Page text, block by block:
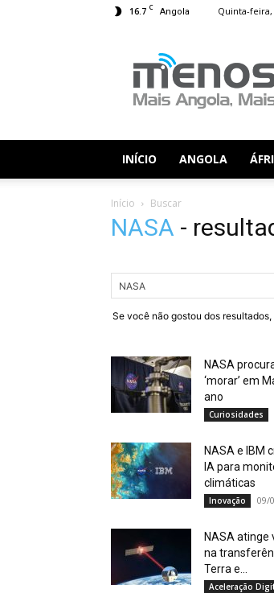
16.7 C Angola Quinta-feira,
Fios
INÍCIO ANGOLA
Início Buscar
NASA -
Se você não gostou dos
NASA
‘morar’ em
ano
Curiosidades
NASA e IBM
IA para
climáticas
Inovação 09/
NASA atinge
na
Terra e...
Aceleração